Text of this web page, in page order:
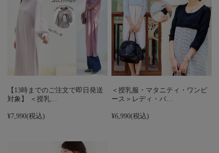
【13時までのご注文で即日発送
対象】 ＜授乳…
¥7,990(税込)
＜授乳服・マタニティ・ワンピ
ース＞レディ・バ…
¥6,990(税込)